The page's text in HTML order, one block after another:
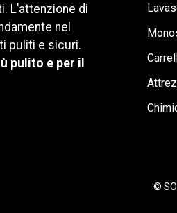
L’attenzione di
nel
puliti e sicuri.
pulito e per il
©